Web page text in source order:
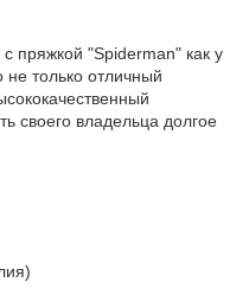
пряжкой "Spiderman" как у
только отличный
своего владельца долгое